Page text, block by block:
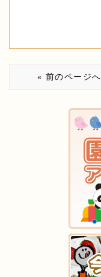
« 前のページへ